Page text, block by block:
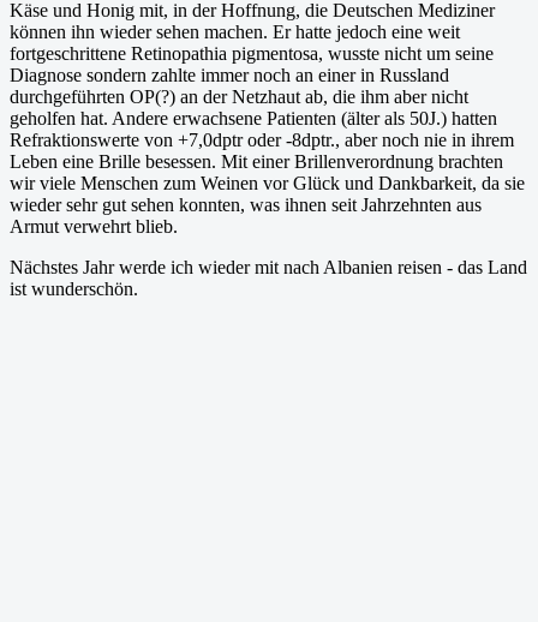
Käse und Honig mit, in der Hoffnung, die Deutschen Mediziner
können ihn wieder sehen machen. Er hatte jedoch eine weit
fortgeschrittene Retinopathia pigmentosa, wusste nicht um seine
Diagnose sondern zahlte immer noch an einer in Russland
durchgeführten OP(?) an der Netzhaut ab, die ihm aber nicht
geholfen hat. Andere erwachsene Patienten (älter als 50J.) hatten
Refraktionswerte von +7,0dptr oder -8dptr., aber noch nie in ihrem
Leben eine Brille besessen. Mit einer Brillenverordnung brachten
wir viele Menschen zum Weinen vor Glück und Dankbarkeit, da sie
wieder sehr gut sehen konnten, was ihnen seit Jahrzehnten aus
Armut verwehrt blieb.
Nächstes Jahr werde ich wieder mit nach Albanien reisen - das Land
ist wunderschön.